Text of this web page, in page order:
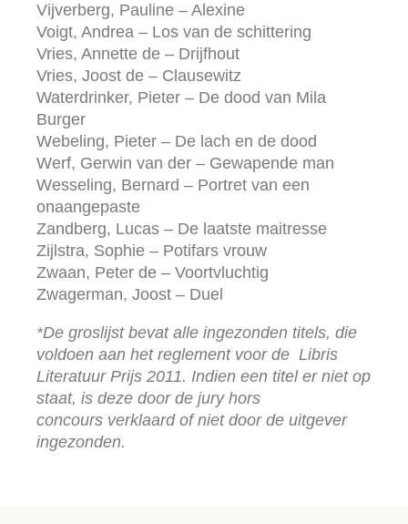
Vijverberg, Pauline – Alexine
Voigt, Andrea – Los van de schittering
Vries, Annette de – Drijfhout
Vries, Joost de – Clausewitz
Waterdrinker, Pieter – De dood van Mila
Burger
Webeling, Pieter – De lach en de dood
Werf, Gerwin van der – Gewapende man
Wesseling, Bernard – Portret van een
onaangepaste
Zandberg, Lucas – De laatste maitresse
Zijlstra, Sophie – Potifars vrouw
Zwaan, Peter de – Voortvluchtig
Zwagerman, Joost – Duel
*De groslijst bevat alle ingezonden titels, die
voldoen aan het reglement voor de Libris
Literatuur Prijs 2011. Indien een titel er niet op
staat, is deze door de jury hors
concours verklaard of niet door de uitgever
ingezonden.